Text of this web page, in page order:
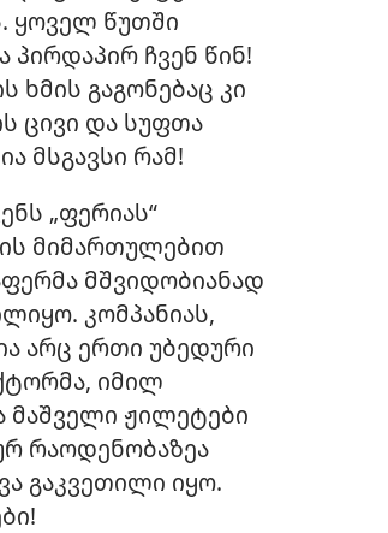
ყოველ წუთში
პირდაპირ ჩვენ წინ!
ხმის გაგონებაც კი
ცივი და სუფთა
მსგავსი რამ!
„ფერიას“
მიმართულებით
მშვიდობიანად
კომპანიას,
არც ერთი უბედური
იმილ
მაშველი ჟილეტები
რაოდენობაზეა
გაკვეთილი იყო.